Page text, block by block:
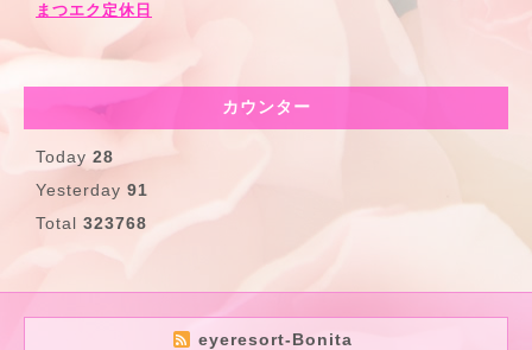
まつエク定休日
カウンター
Today 28
Yesterday 91
Total 323768
eyeresort-Bonita